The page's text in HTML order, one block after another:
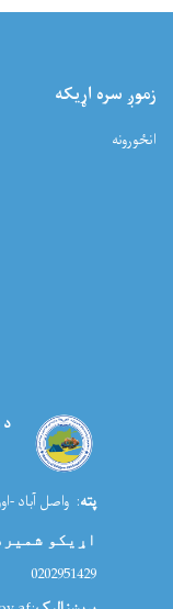
زموږ سره اړيکه
انځورونه
د
پته: واصل آباد -
اړیکو
0202951429